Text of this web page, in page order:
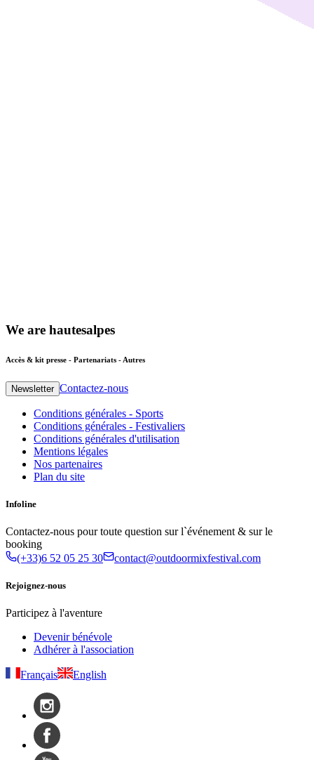
We are hautesalpes
Accès & kit presse - Partenariats - Autres
Newsletter Contactez-nous
Conditions générales - Sports
Conditions générales - Festivaliers
Conditions générales d'utilisation
Mentions légales
Nos partenaires
Plan du site
Infoline
Contactez-nous pour toute question sur l`événement & sur le
booking
(+33)6 52 05 25 30
contact@outdoormixfestival.com
Rejoignez-nous
Participez à l'aventure
Devenir bénévole
Adhérer à l'association
Français English